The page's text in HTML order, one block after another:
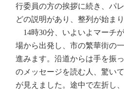
行委員の方の挨拶に続き、パ
どの説明があり、整列が始まり
14時30分、いよいよマーチ
場から出発し、市の繁華街の
進みます。沿道からは手を振
のメッセージを読む人、驚い
が見えました。途中で左折し